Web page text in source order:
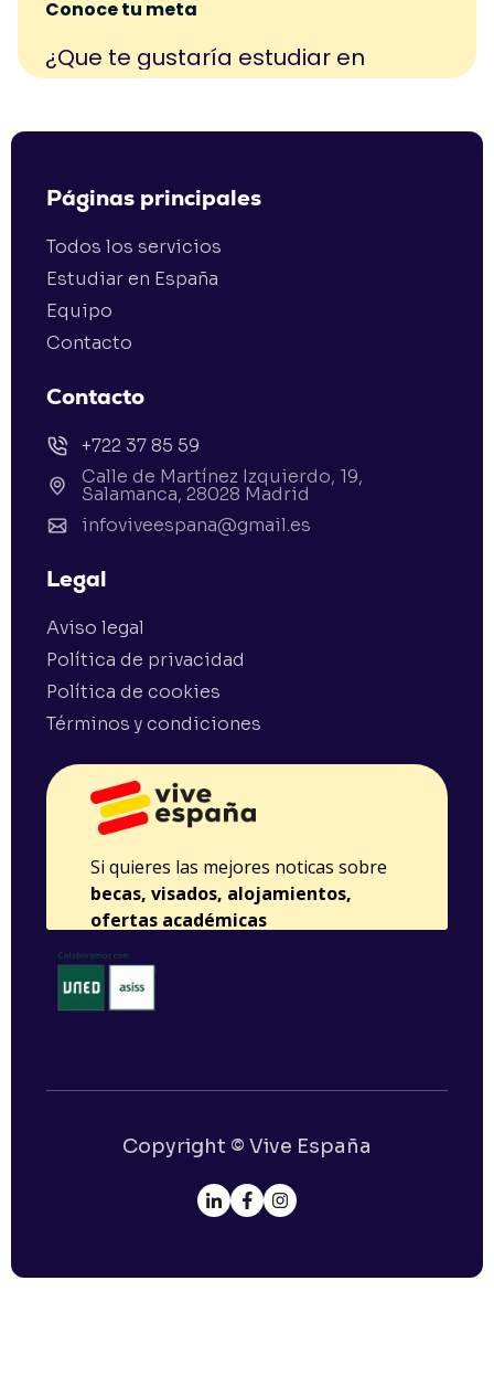
Páginas principales
Todos los servicios
Estudiar en España
Equipo
Contacto
Contacto
+722 37 85 59
Calle de Martínez Izquierdo, 19,
Salamanca, 28028 Madrid
infoviveespana@gmail.es
Legal
Aviso legal
Política de privacidad
Política de cookies
Términos y condiciones
Copyright © Vive España